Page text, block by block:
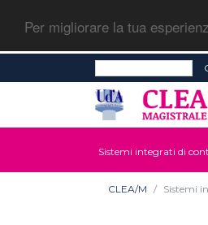
Per migliorare la tua
Sistemi integrati di
CLEA/M Sistemi